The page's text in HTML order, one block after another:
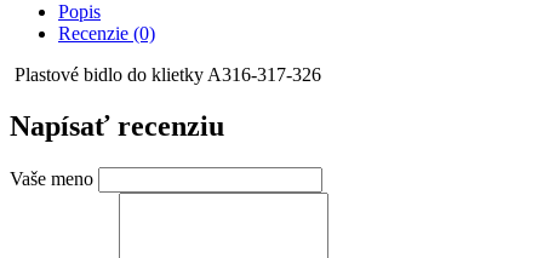
Popis
Recenzie (0)
Plastové bidlo do klietky A316-317-326
Napísať recenziu
Vaše meno